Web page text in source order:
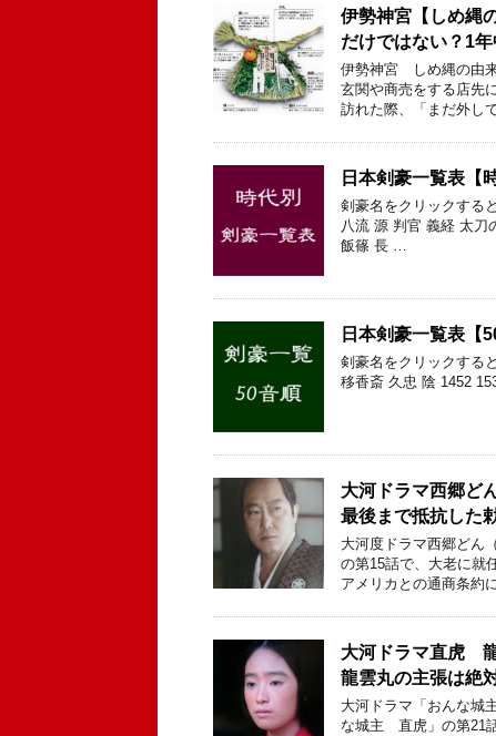
伊勢神宮【しめ縄
だけではない？1
伊勢神宮 しめ縄の由
玄関や商売をする店先
訪れた際、「まだ外し
日本剣豪一覧表【
剣豪名をクリックする
八流 源 判官 義経 太刀
飯篠 長 …
日本剣豪一覧表【
剣豪名をクリックする
移香斎 久忠 陰 1452
大河ドラマ西郷ど
最後まで抵抗した
大河度ドラマ西郷どん
の第15話で、大老に就
アメリカとの通商条約
大河ドラマ直虎
龍雲丸の主張は絶
大河ドラマ「おんな
な城主 直虎」の第21